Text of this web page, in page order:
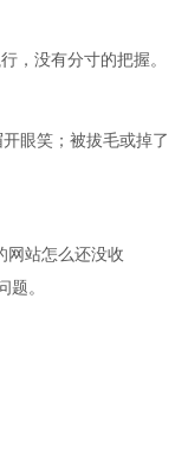
，没有分寸的把握。
眼笑；被拔毛或掉了
网站怎么还没收
题。